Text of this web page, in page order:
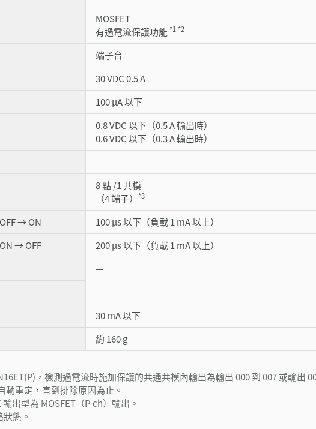
MOSFET
有過電流保護功能 *1 *2
端子台
30 VDC 0.5 A
100 µA 以下
0.8 VDC 以下（0.5 A 輸出時）
0.6 VDC 以下（0.3 A 輸出時）
—
8 點 /1 共模
（4 端子）
*3
OFF → ON
100 µs 以下（負載 1 mA 以上）
ON → OFF
200 µs 以下（負載 1 mA 以上）
—
30 mA 以下
約 160 g
，檢測過電流時施加保護的共通共模內輸出為輸出 000 到 007 或輸出
動重定，直到排除原因為止。
出型為 MOSFET（P-ch）輸出。
態。